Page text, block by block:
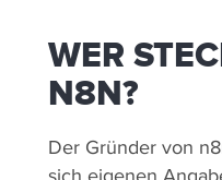
WER
N8N?
Der Gründer von